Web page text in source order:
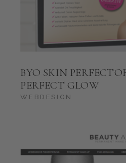
BYO SKIN
PERFECT GLOW
WEBDESIGN